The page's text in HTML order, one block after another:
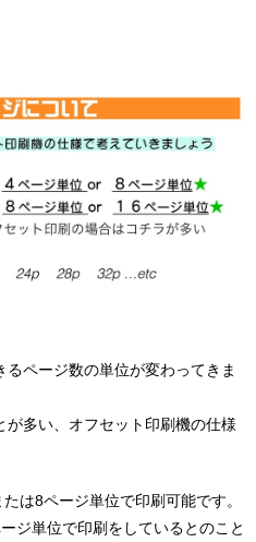
ページ数の単位が変わってきま
多い、オフセット印刷機の仕様
は8ページ単位で印刷可能です。
ジ単位で印刷をしているとのこと